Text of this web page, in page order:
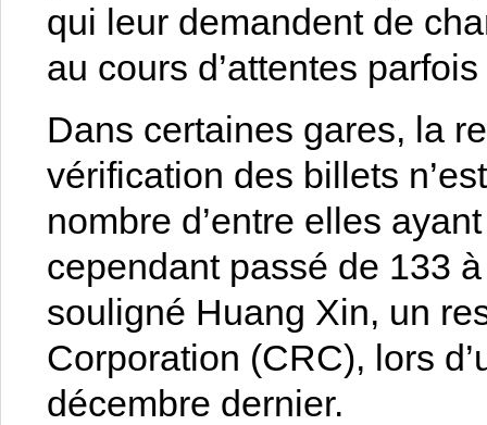
qui leur demandent de
au cours d’attentes
Dans certaines gares, la
vérification des billets
nombre d’entre elles
cependant passé de 133
souligné Huang Xin, un
Corporation (CRC), lors
décembre dernier.